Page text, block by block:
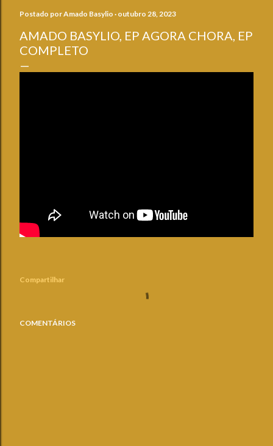
Postado porAmado Basylio outubro 28, 2023
AMADO BASYLIO, EP AGORA CHORA, EP
COMPLETO
Compartilhar
COMENTÁRIOS